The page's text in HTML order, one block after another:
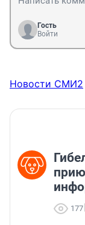
Гость
Войти
Новости СМИ2
177